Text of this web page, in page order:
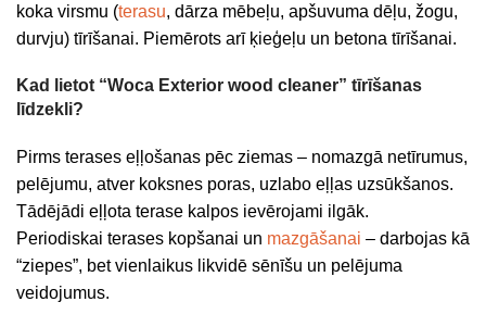
koka virsmu (terasu, dārza mēbeļu, apšuvuma dēļu, žogu,
durvju) tīrīšanai. Piemērots arī ķieģeļu un betona tīrīšanai.
Kad lietot “Woca Exterior wood cleaner” tīrīšanas
līdzekli?
Pirms terases eļļošanas pēc ziemas – nomazgā netīrumus,
pelējumu, atver koksnes poras, uzlabo eļļas uzsūkšanos.
Tādējādi eļļota terase kalpos ievērojami ilgāk.
Periodiskai terases kopšanai un mazgāšanai – darbojas kā
“ziepes”, bet vienlaikus likvidē sēnīšu un pelējuma
veidojumus.